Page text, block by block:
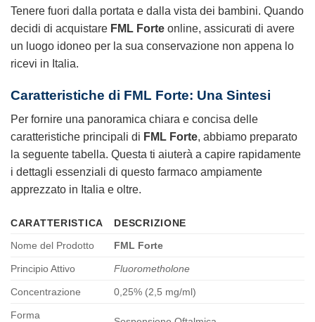
Tenere fuori dalla portata e dalla vista dei bambini. Quando
decidi di acquistare FML Forte online, assicurati di avere
un luogo idoneo per la sua conservazione non appena lo
ricevi in Italia.
Caratteristiche di FML Forte: Una Sintesi
Per fornire una panoramica chiara e concisa delle
caratteristiche principali di FML Forte, abbiamo preparato
la seguente tabella. Questa ti aiuterà a capire rapidamente
i dettagli essenziali di questo farmaco ampiamente
apprezzato in Italia e oltre.
CARATTERISTICA
DESCRIZIONE
Nome del Prodotto
FML Forte
Principio Attivo Fluorometholone
Concentrazione 0,25% (2,5 mg/ml)
Forma